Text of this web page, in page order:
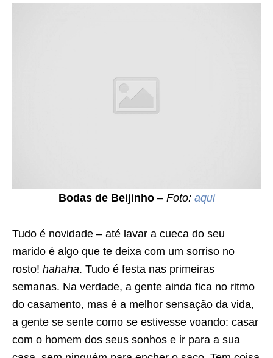
Bodas de Beijinho– Foto: aqui
Tudo é novidade – até lavar a cueca do seu
marido é algo que te deixa com um sorriso no
rosto! hahaha. Tudo é festa nas primeiras
semanas. Na verdade, a gente ainda fica no ritmo
do casamento, mas é a melhor sensação da vida,
a gente se sente como se estivesse voando: casar
com o homem dos seus sonhos e ir para a sua